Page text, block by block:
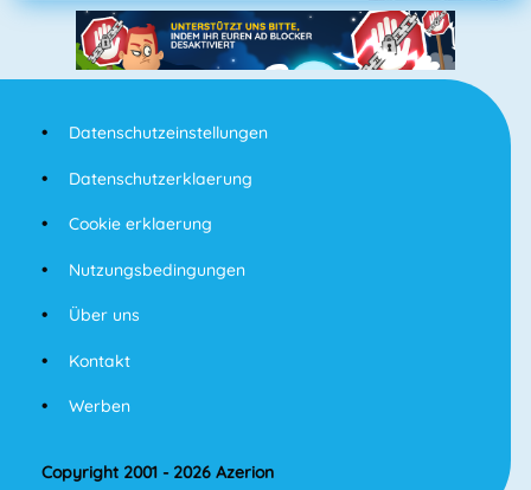
Datenschutzeinstellungen
Datenschutzerklaerung
Cookie erklaerung
Nutzungsbedingungen
Über uns
Kontakt
Werben
Copyright 2001 - 2026 Azerion